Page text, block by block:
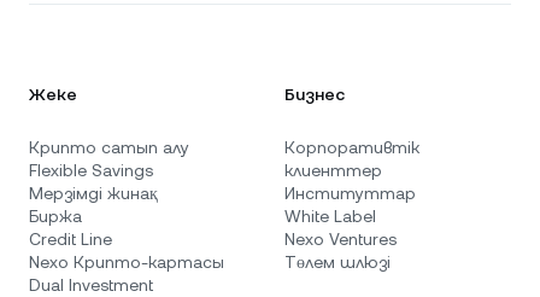
Жеке
Крипто сатып алу
Flexible Savings
Мерзімді жинақ
Биржа
Credit Line
Nexo Крипто-картасы
Dual Investment
Бизнес
Корпоративтік
клиенттер
Институттар
White Label
Nexo Ventures
Төлем шлюзі